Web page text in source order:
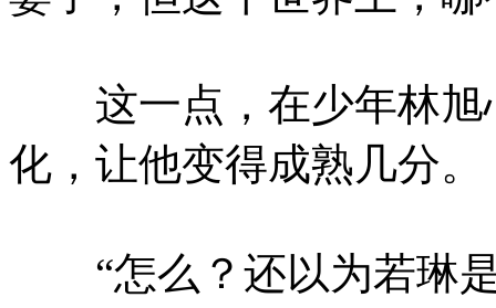
这一点，在少年林旭
化，让他变得成熟几分。
“怎么？还以为若琳是